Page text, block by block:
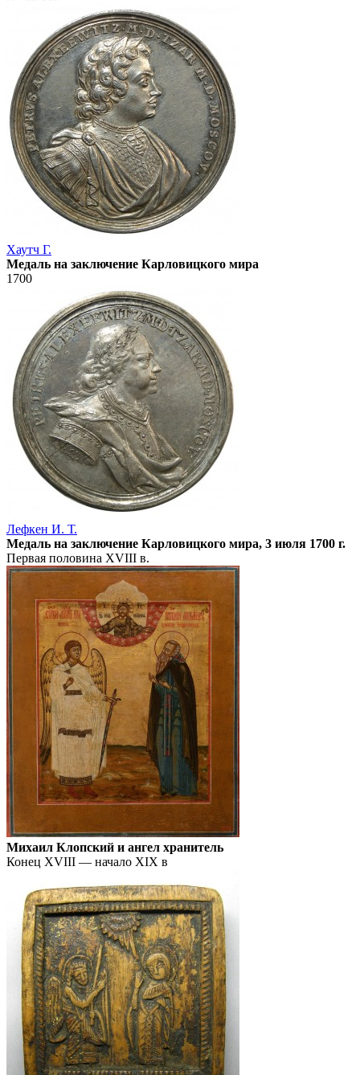
Хаутч Г.
Медаль на заключение Карловицкого мира
1700
Лефкен И. Т.
Медаль на заключение Карловицкого мира, 3 июля 1700 г.
Первая половина XVIII в.
Михаил Клопский и ангел хранитель
Конец XVIII — начало XIX в